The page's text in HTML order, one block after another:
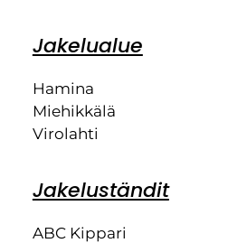
Jakelualue
Hamina
Miehikkälä
Virolahti
Jakeluständit
ABC Kippari